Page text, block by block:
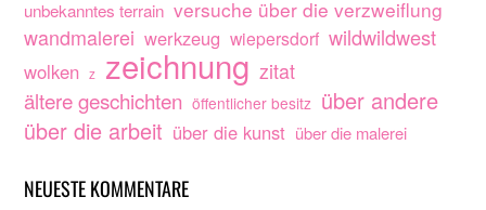
unbekanntes terrain versuche über die verzweiflung
wandmalerei werkzeug wiepersdorf wildwildwest
wolken z zeichnung zitat
ältere geschichten öffentlicher besitz über andere
über die arbeit über die kunst über die malerei
NEUESTE KOMMENTARE